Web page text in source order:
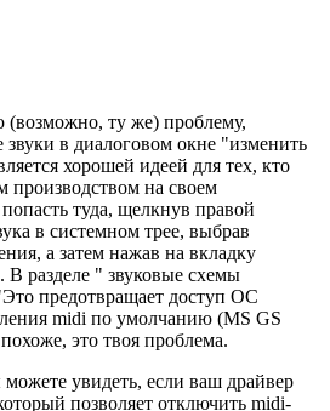
(возможно, ту же) проблему,
в диалоговом окне "изменить
хорошей идеей для тех, кто
производством на своем
туда, щелкнув правой
в системном трее, выбрав
а затем нажав на вкладку
В разделе " звуковые схемы
предотвращает доступ ОС
midi по умолчанию (MS GS
это твоя проблема.
можете увидеть, если ваш драйвер
позволяет отключить midi-